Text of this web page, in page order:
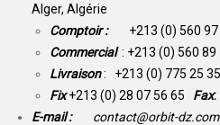
Alger, Algérie
Comptoir : +213 (0) 560
Commercial : +213 (0) 560 89
Livraison: +213 (0) 775 25
Fix +213 (0) 28 07 56 65 Fax:
E-mail :
contact@orbit-dz.com